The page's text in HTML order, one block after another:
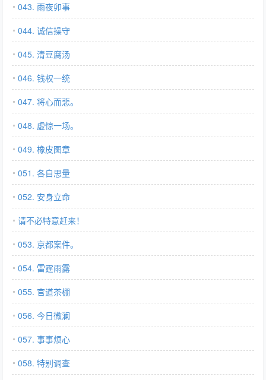
043. 雨夜卯事
044. 诚信操守
045. 清豆腐汤
046. 钱权一统
047. 将心而悲。
048. 虚惊一场。
049. 橡皮图章
051. 各自思量
052. 安身立命
请不必特意赶来！
053. 京都案件。
054. 雷霆雨露
055. 官道茶棚
056. 今日微澜
057. 事事烦心
058. 特别调查